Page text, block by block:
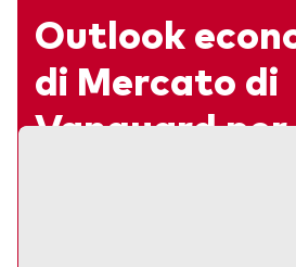
Outlook
di Mercato di
Vanguard
Articoli in